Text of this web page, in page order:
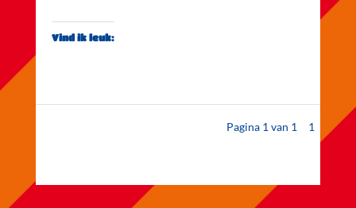
Vind ik leuk:
Pagina 1 van 1 1